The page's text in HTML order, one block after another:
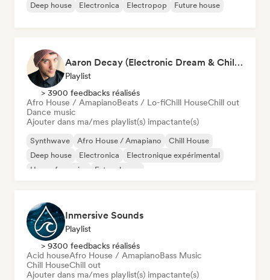
Deep house
Electronica Electropop Future house
Aaron Decay (Electronic Dream & Chill Electronic Dream playlists)
Playlist
> 3900 feedbacks réalisés
Afro House / AmapianoBeats / Lo-fiChill HouseChill out
Dance music
Ajouter dans ma/mes playlist(s) impactante(s)
Synthwave Afro House / Amapiano
Chill House
Deep house
Electronica
Electronique expérimental
House française
Future house
Inmersive Sounds
Playlist
> 9300 feedbacks réalisés
Acid houseAfro House / AmapianoBass Music
Chill HouseChill out
Ajouter dans ma/mes playlist(s) impactante(s)